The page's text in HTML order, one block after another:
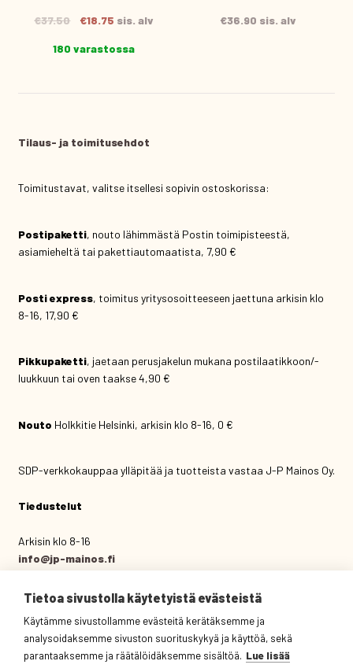
€37.50
Alkuperäinen
oli:
€18.75 Nykyinen
on:
sis. alv
180 varastossa
€36.90 sis. alv
Tilaus- ja toimitusehdot
Toimitustavat, valitse itsellesi sopivin ostoskorissa:
Postipaketti, nouto lähimmästä Postin toimipisteestä,
asiamieheltä tai pakettiautomaatista, 7,90 €
Posti express, toimitus yritysosoitteeseen jaettuna arkisin klo
8-16, 17,90 €
Pikkupaketti, jaetaan perusjakelun mukana postilaatikkoon/-
luukkuun tai oven taakse 4,90 €
Nouto Holkkitie Helsinki, arkisin klo 8-16, 0 €
SDP-verkkokauppaa ylläpitää ja tuotteista vastaa J-P Mainos Oy.
Tiedustelut
Arkisin klo 8-16
info@jp-mainos.fi
Holkkitie 14 C 3.krs
00880 Helsinki
Tietoa sivustolla käytetyistä evästeistä
Käytämme sivustollamme evästeitä kerätäksemme ja
analysoidaksemme sivuston suorituskykyä ja käyttöä, sekä
parantaaksemme ja räätälöidäksemme sisältöä. Lue lisää